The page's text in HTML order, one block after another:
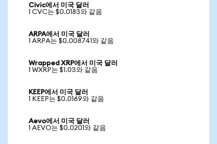
Civic에서 미국 달러
1 CVC는 $0.0183와 같음
ARPA에서 미국 달러
1 ARPA는 $0.008741와 같음
Wrapped XRP에서 미국 달러
1 WXRP는 $1.03와 같음
KEEP에서 미국 달러
1 KEEP는 $0.0169와 같음
Aevo에서 미국 달러
1 AEVO는 $0.0201와 같음